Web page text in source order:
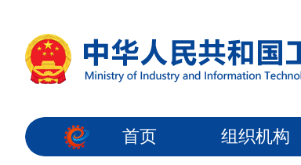
首页 组织机构